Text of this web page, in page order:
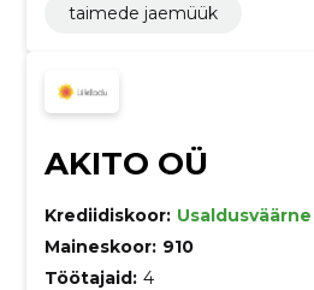
taimede jaemüük
AKITO OÜ
Krediidiskoor: Usaldusväärne
Maineskoor: 910
Töötajaid: 4